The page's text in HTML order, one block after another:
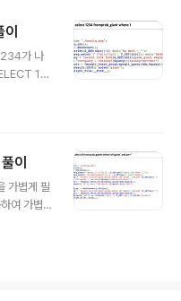
가 나
12
러오게
을 수 있
이에 공백
고 있다.
에겐 %
이
가볍게 필
여 가볍
다. ' || i